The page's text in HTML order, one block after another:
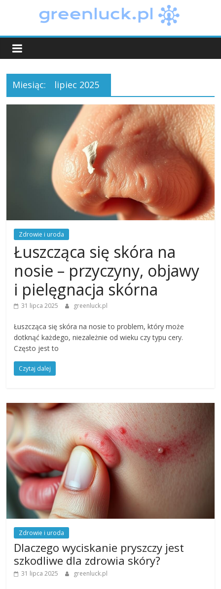
greenluck.pl
Miesiąc: lipiec 2025
Zdrowie i uroda
Łuszcząca się skóra na
nosie – przyczyny, objawy
i pielęgnacja skórna
31 lipca 2025 greenluck.pl
Łuszcząca się skóra na nosie to problem, który może
dotknąć każdego, niezależnie od wieku czy typu cery.
Często jest to
Czytaj dalej
Zdrowie i uroda
Dlaczego wyciskanie pryszczy jest
szkodliwe dla zdrowia skóry?
31 lipca 2025 greenluck.pl